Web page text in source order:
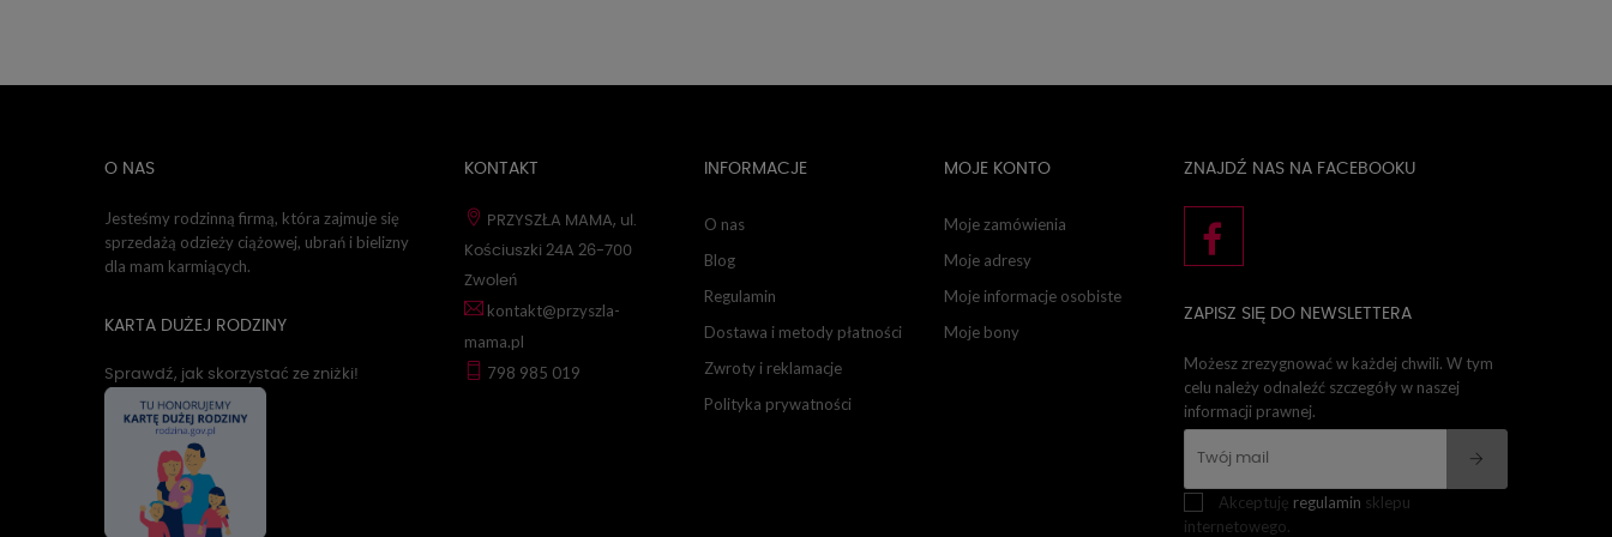
O NAS
Jesteśmy rodzinną firmą, która zajmuje się
sprzedażą odzieży ciążowej, ubrań i bielizny
dla mam karmiących.
KARTA DUŻEJ RODZINY
Sprawdź, jak skorzystać ze zniżki!
KONTAKT
PRZYSZŁA MAMA, ul.
Kościuszki 24A 26-700
Zwoleń
kontakt@przyszla-
mama.pl
798 985 019
INFORMACJE
O nas
Blog
Regulamin
Dostawa i metody płatności
Zwroty i reklamacje
Polityka prywatności
MOJE KONTO
Moje zamówienia
Moje adresy
Moje informacje osobiste
Moje bony
ZNAJDŹ NAS NA FACEBOOKU
ZAPISZ SIĘ DO NEWSLETTERA
Możesz zrezygnować w każdej chwili. W tym
celu należy odnaleźć szczegóły w naszej
informacji prawnej.
Akceptuję regulamin sklepu
internetowego.